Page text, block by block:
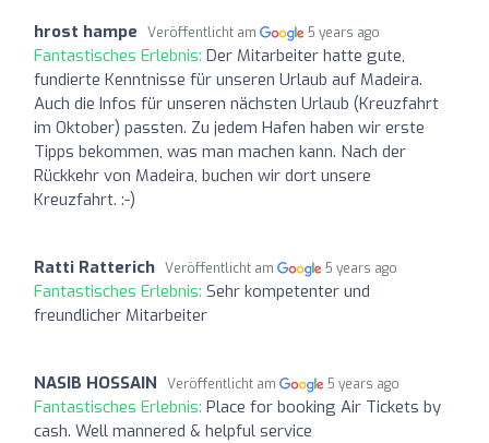
hrost hampe Veröffentlicht am 5 years ago
Fantastisches Erlebnis: Der Mitarbeiter hatte gute,
fundierte Kenntnisse für unseren Urlaub auf Madeira.
Auch die Infos für unseren nächsten Urlaub (Kreuzfahrt
im Oktober) passten. Zu jedem Hafen haben wir erste
Tipps bekommen, was man machen kann. Nach der
Rückkehr von Madeira, buchen wir dort unsere
Kreuzfahrt. :-)
Ratti Ratterich Veröffentlicht am 5 years ago
Fantastisches Erlebnis: Sehr kompetenter und
freundlicher Mitarbeiter
NASIB HOSSAIN Veröffentlicht am 5 years ago
Fantastisches Erlebnis: Place for booking Air Tickets by
cash. Well mannered & helpful service